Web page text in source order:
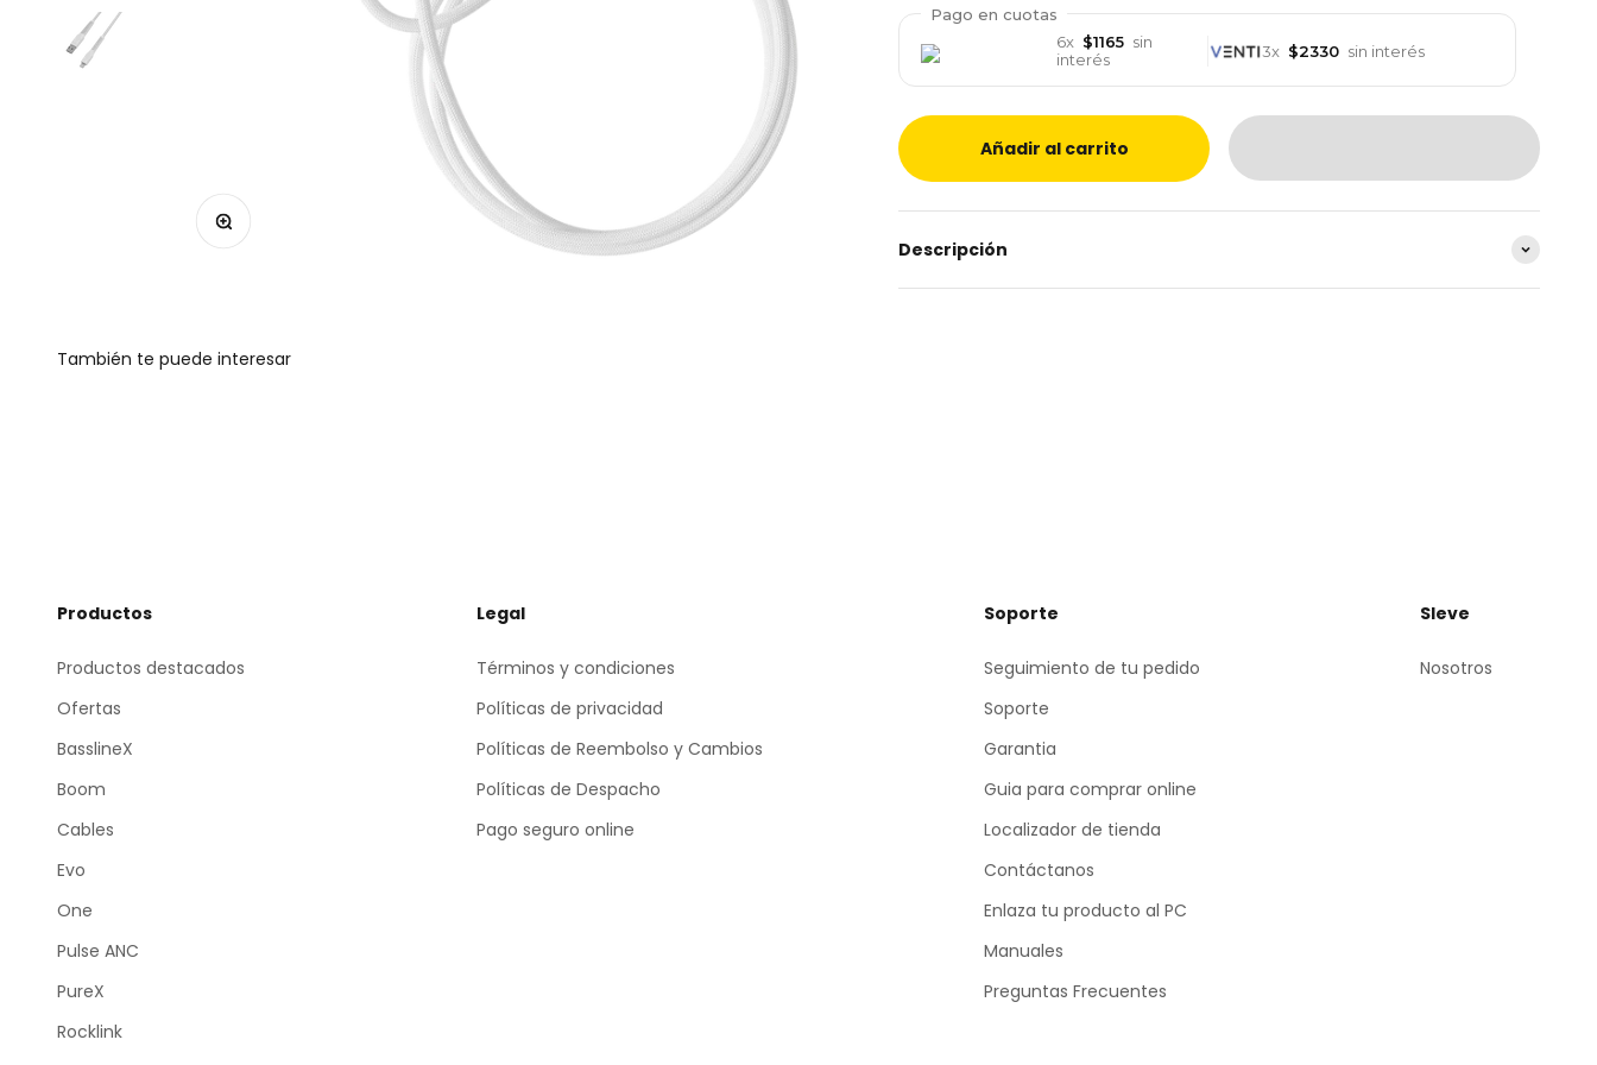
Zoom
Pago en cuotas
6x $1165 sin
interés
3x $2330 sin interés
Añadir al carrito
Descripción
También te puede interesar
Productos
Productos destacados
Ofertas
BasslineX
Boom
Cables
Evo
One
Pulse ANC
PureX
Rocklink
Legal
Términos y condiciones
Políticas de privacidad
Políticas de Reembolso y Cambios
Políticas de Despacho
Pago seguro online
Soporte
Seguimiento de tu pedido
Soporte
Garantia
Guia para comprar online
Localizador de tienda
Contáctanos
Enlaza tu producto al PC
Manuales
Preguntas Frecuentes
Sleve
Nosotros